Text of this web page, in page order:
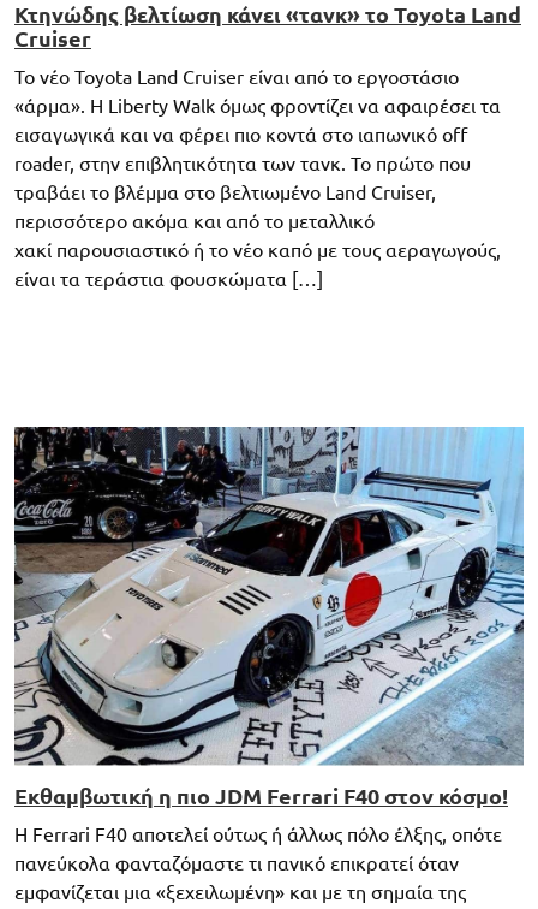
Κτηνώδης βελτίωση κάνει «τανκ» το Toyota Land
Cruiser
Το νέο Toyota Land Cruiser είναι από το εργοστάσιο
«άρμα». Η Liberty Walk όμως φροντίζει να αφαιρέσει τα
εισαγωγικά και να φέρει πιο κοντά στο ιαπωνικό off
roader, στην επιβλητικότητα των τανκ. Το πρώτο που
τραβάει το βλέμμα στο βελτιωμένο Land Cruiser,
περισσότερο ακόμα και από το μεταλλικό
χακί παρουσιαστικό ή το νέο καπό με τους αεραγωγούς,
είναι τα τεράστια φουσκώματα […]
Εκθαμβωτική η πιο JDM Ferrari F40 στον κόσμο!
Η Ferrari F40 αποτελεί ούτως ή άλλως πόλο έλξης, οπότε
πανεύκολα φανταζόμαστε τι πανικό επικρατεί όταν
εμφανίζεται μια «ξεχειλωμένη» και με τη σημαία της